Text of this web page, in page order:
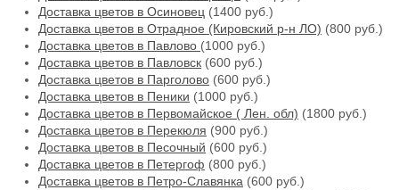
Доставка цветов в Осиновец (1400 руб.)
Доставка цветов в Отрадное (Кировский р-н ЛО) (800 руб.)
Доставка цветов в Павлово (1000 руб.)
Доставка цветов в Павловск (600 руб.)
Доставка цветов в Парголово (600 руб.)
Доставка цветов в Пеники (1000 руб.)
Доставка цветов в Первомайское ( Лен. обл) (1800 руб.)
Доставка цветов в Перекюля (900 руб.)
Доставка цветов в Песочный (600 руб.)
Доставка цветов в Петергоф (800 руб.)
Доставка цветов в Петро-Славянка (600 руб.)